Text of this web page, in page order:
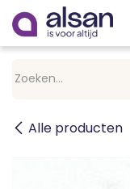
Overslaan naar
Alle producten